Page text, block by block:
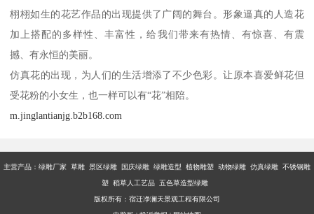
栩栩如生的花艺作品的出现提供了广阔的舞台。形象逼真的人造花
加上搭配的多样性、丰富性，给我们带来有热情、有惊喜、有震
撼、有永恒的美丽。
仿真花的出现，为人们的生活增添了不少色彩。让原本喜爱鲜花但
受花粉的小女生，也一样可以有“花”相陪。
m.jinglantianjg.b2b168.com
主营产品： 绿雕厂家 草雕 景区绿雕 国庆绿雕 绿雕造型 植物雕塑 动物绿雕 仿真绿雕 不锈钢雕
塑 稻草人工艺品 五色草造型绿雕
版权所有：宿迁净澜天景观工程有限公司